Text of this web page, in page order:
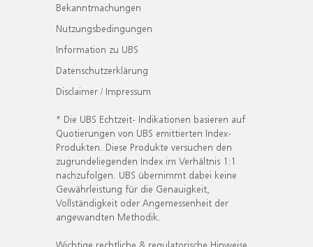
Bekanntmachungen
Nutzungsbedingungen
Information zu UBS
Datenschutzerklärung
Disclaimer / Impressum
* Die UBS Echtzeit- Indikationen basieren auf
Quotierungen von UBS emittierten Index-
Produkten. Diese Produkte versuchen den
zugrundeliegenden Index im Verhältnis 1:1
nachzufolgen. UBS übernimmt dabei keine
Gewährleistung für die Genauigkeit,
Vollständigkeit oder Angemessenheit der
angewandten Methodik.